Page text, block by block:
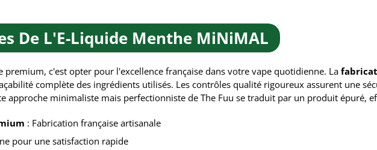
De L'E-Liquide Menthe MiNiMAL
premium, c'est opter pour l'excellence française dans votre vape quotidienne. La
complète des ingrédients utilisés. Les contrôles qualité rigoureux assurent une
approche minimaliste mais perfectionniste de The Fuu se traduit par un produit épuré,
: Fabrication française artisanale
pour une satisfaction rapide